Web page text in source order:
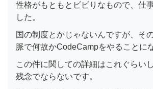
性格がもともとビビりなもので、仕
した。
国の制度とかじゃないんですが、そ
脈で何故かCodeCampをやることに
この件に関しての詳細はこれぐらい
残念でならないです。